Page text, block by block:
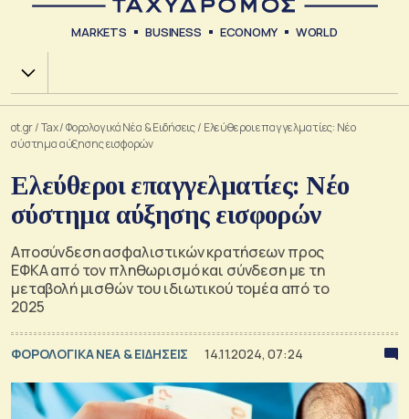
MARKETS BUSINESS ECONOMY WORLD
Χ.Α.
ot.gr/Tax/Φορολογικά Νέα & Eιδήσεις/ Ελεύθεροι επαγγελματίες: Νέο
σύστημα αύξησης εισφορών
Ελεύθεροι επαγγελματίες: Νέο
σύστημα αύξησης εισφορών
Αποσύνδεση ασφαλιστικών κρατήσεων προς
ΕΦΚΑ από τον πληθωρισμό και σύνδεση με τη
μεταβολή μισθών του ιδιωτικού τομέα από το
2025
ΦΟΡΟΛΟΓΙΚΑ ΝΕΑ & EΙΔΗΣΕΙΣ 14.11.2024, 07:24